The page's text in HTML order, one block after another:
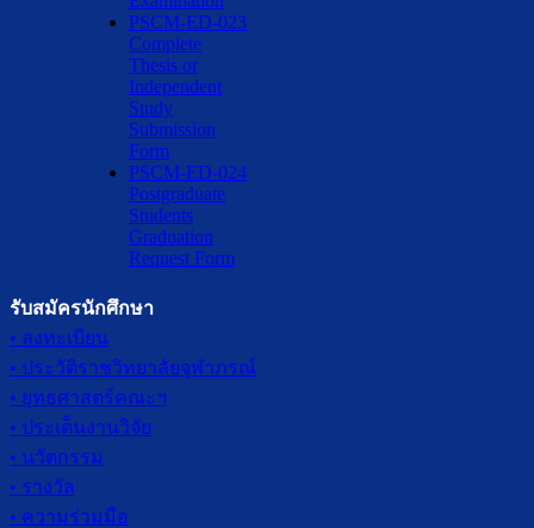
PSCM-ED-023
Complete
Thesis or
Independent
Study
Submission
Form
PSCM-ED-024
Postgraduate
Students
Graduation
Request Form
รับสมัครนักศึกษา
• ลงทะเบียน
• ประวัติราชวิทยาลัยจุฬาภรณ์
• ยุทธศาสตร์คณะฯ
• ประเด็นงานวิจัย
• นวัตกรรม
• รางวัล
• ความร่วมมือ